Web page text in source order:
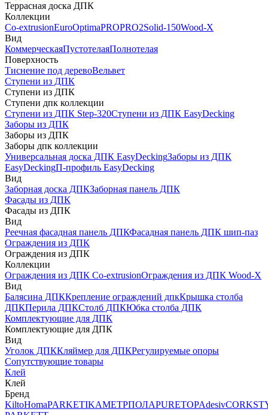
Террасная доска ДПК
Коллекции
Co-extrusionEuroOptimaPROPRO2Solid-150Wood-X
Вид
КоммерческаяПустотелаяПолнотелая
Поверхность
Тиснение под деревоВельвет
Ступени из ДПК
Ступени из ДПК
Ступени дпк коллекции
Ступени из ДПК Step-320Ступени из ДПК EasyDecking
Заборы из ДПК
Заборы из ДПК
Заборы дпк коллекции
Универсальная доска ДПК EasyDeckingЗаборы из ДПК
EasyDeckingП-профиль EasyDecking
Вид
Заборная доска ДПКЗаборная панель ДПК
Фасады из ДПК
Фасады из ДПК
Вид
Реечная фасадная панель ДПКФасадная панель ДПК шип-паз
Ограждения из ДПК
Ограждения из ДПК
Коллекции
Ограждения из ДПК Co-extrusionОграждения из ДПК Wood-X
Вид
Балясина ДПККрепление ограждений дпкКрышка столба
ДПКПерила ДПКСтолб ДПКЮбка столба ДПК
Комплектующие для ДПК
Комплектующие для ДПК
Вид
Уголок ДПККляймер для ДПКРегулируемые опоры
Сопутствующие товары
Клей
Клей
Бренд
KiltoHomaPARKETIKAМЕТРПОЛАPURETOPAdesiv